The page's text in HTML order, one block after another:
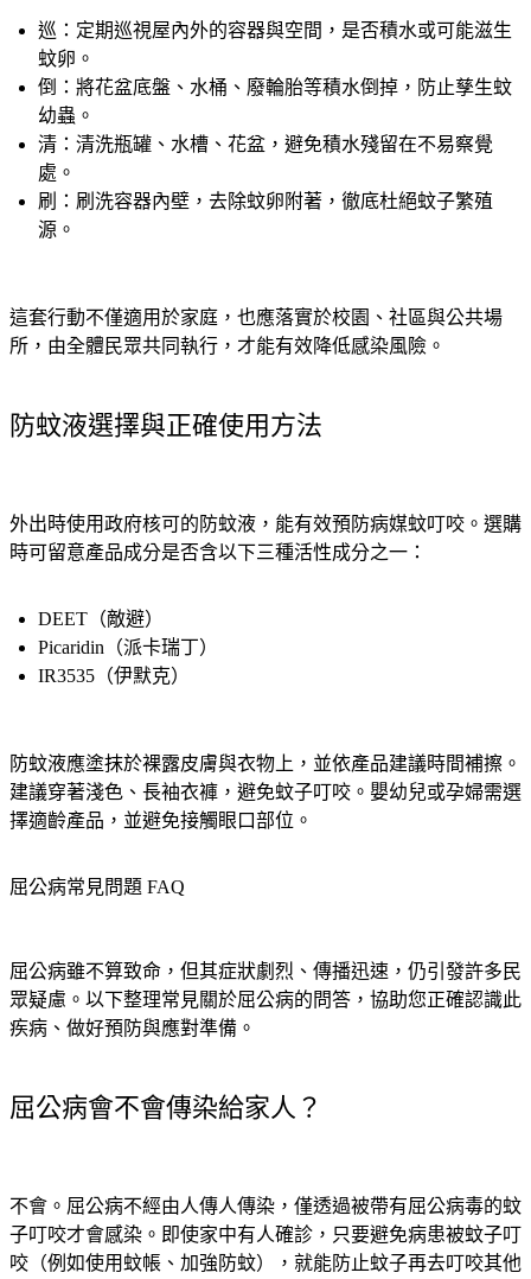
巡：定期巡視屋內外的容器與空間，是否積水或可能滋生
蚊卵。
倒：將花盆底盤、水桶、廢輪胎等積水倒掉，防止孳生蚊
幼蟲。
清：清洗瓶罐、水槽、花盆，避免積水殘留在不易察覺
處。
刷：刷洗容器內壁，去除蚊卵附著，徹底杜絕蚊子繁殖
源。
這套行動不僅適用於家庭，也應落實於校園、社區與公共場
所，由全體民眾共同執行，才能有效降低感染風險。
防蚊液選擇與正確使用方法
外出時使用政府核可的防蚊液，能有效預防病媒蚊叮咬。選購
時可留意產品成分是否含以下三種活性成分之一：
DEET（敵避）
Picaridin（派卡瑞丁）
IR3535（伊默克）
防蚊液應塗抹於裸露皮膚與衣物上，並依產品建議時間補擦。
建議穿著淺色、長袖衣褲，避免蚊子叮咬。嬰幼兒或孕婦需選
擇適齡產品，並避免接觸眼口部位。
屈公病常見問題 FAQ
屈公病雖不算致命，但其症狀劇烈、傳播迅速，仍引發許多民
眾疑慮。以下整理常見關於屈公病的問答，協助您正確認識此
疾病、做好預防與應對準備。
屈公病會不會傳染給家人？
不會。屈公病不經由人傳人傳染，僅透過被帶有屈公病毒的蚊
子叮咬才會感染。即使家中有人確診，只要避免病患被蚊子叮
咬（例如使用蚊帳、加強防蚊），就能防止蚊子再去叮咬其他